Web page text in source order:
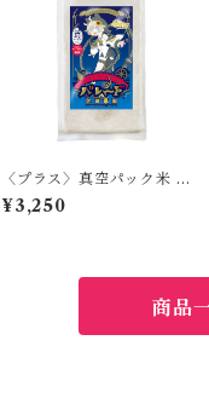
〈プラス〉真空パック米 パ
レード
¥3,250
商品